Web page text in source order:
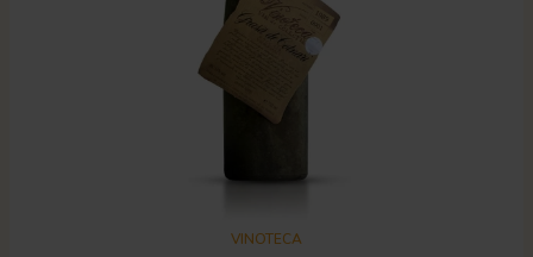
VINOTECA